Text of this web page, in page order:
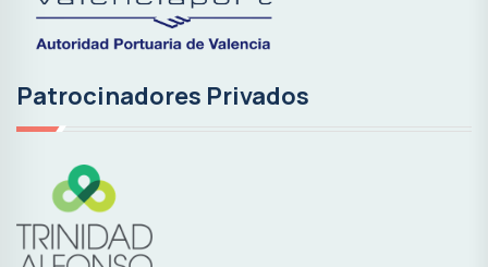
Patrocinadores Privados